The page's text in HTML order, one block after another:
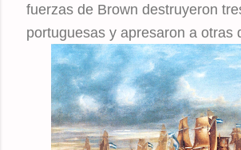
fuerzas de Brown destruyeron
portuguesas y apresaron a otras